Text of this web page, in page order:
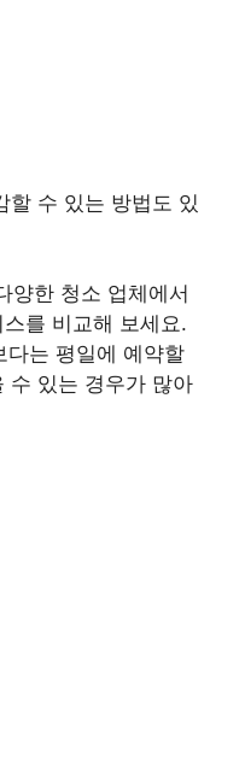
할 수 있는 방법도 있
양한 청소 업체에서
를 비교해 보세요.
다는 평일에 예약할
수 있는 경우가 많아